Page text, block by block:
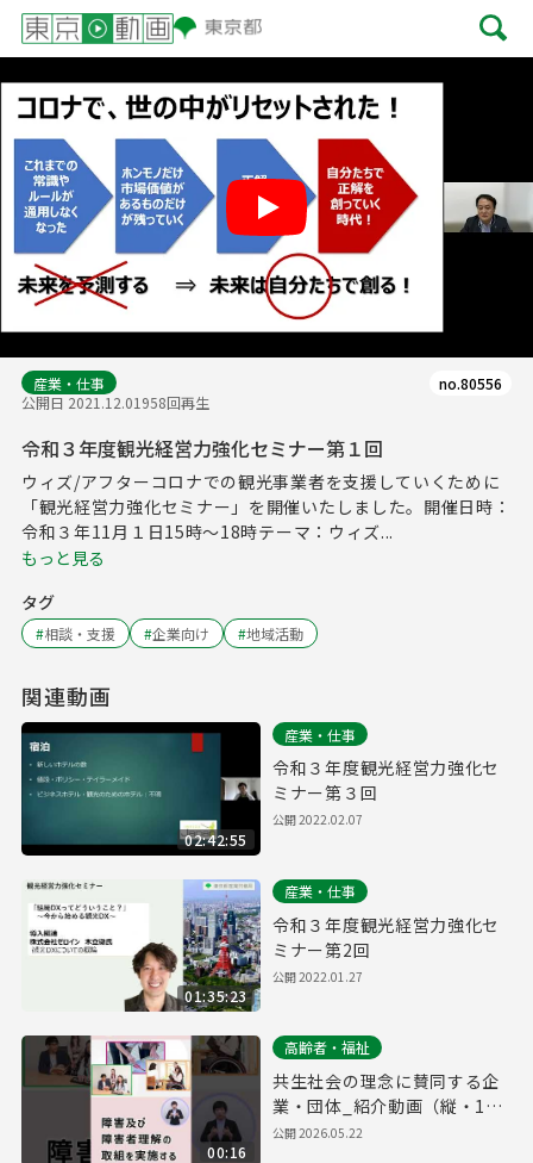
Play
産業・仕事
公開日 2021.12.01958回再生
no.80556
令和３年度観光経営力強化セミナー第１回
ウィズ/アフターコロナでの観光事業者を支援していくために
「観光経営力強化セミナー」を開催いたしました。開催日時：
令和３年11月１日15時～18時テーマ：ウィズ...
もっと見る
タグ
#相談・支援 #企業向け #地域活動
関連動画
02:42:55
産業・仕事
令和３年度観光経営力強化セ
ミナー第３回
公開2022.02.07
01:35:23
産業・仕事
令和３年度観光経営力強化セ
ミナー第2回
公開2022.01.27
00:16
高齢者・福祉
共生社会の理念に賛同する企
業・団体_紹介動画（縦・15
秒ver.）
公開2026.05.22